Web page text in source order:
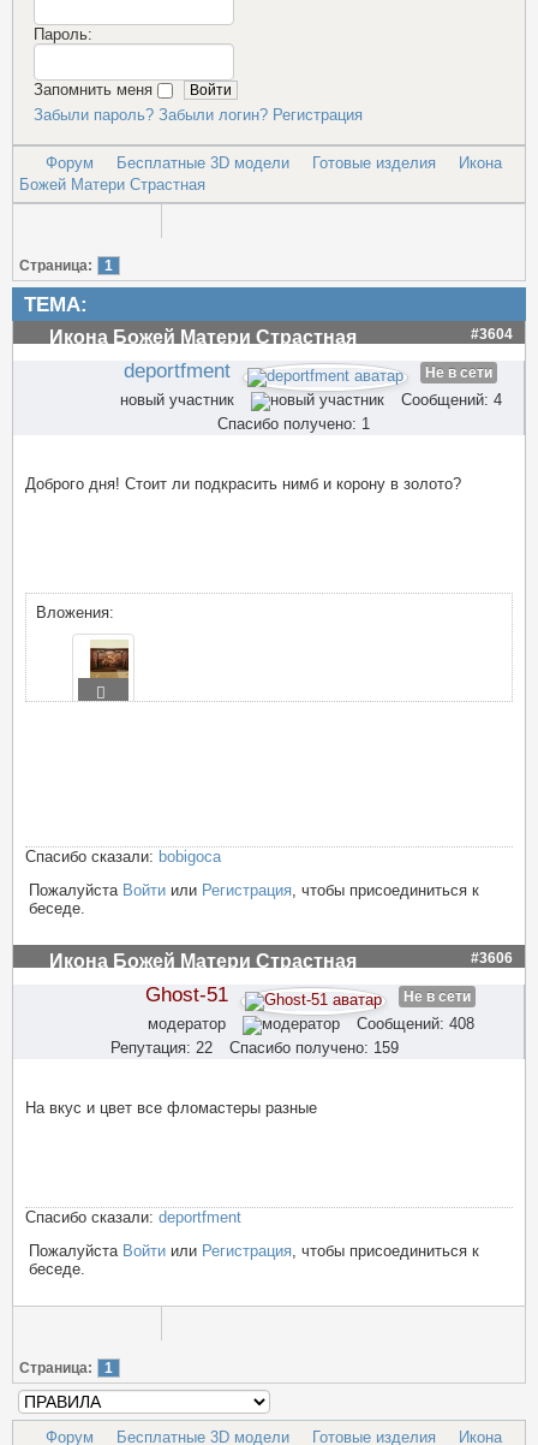
Пароль:
Запомнить меня
Забыли пароль? Забыли логин? Регистрация
Форум Бесплатные 3D модели Готовые изделия
Икона
Божей Матери Страстная
Страница: 1
ТЕМА:
Икона Божей Матери Страстная #3604
deportfment Не в сети
новый участник
Сообщений: 4
Спасибо получено: 1
Доброго дня! Стоит ли подкрасить нимб и корону в золото?
Вложения:
Спасибо сказали: bobigoca
Пожалуйста Войти или Регистрация , чтобы присоединиться к
беседе.
Икона Божей Матери Страстная #3606
Ghost-51 Не в сети
модератор
Сообщений: 408
Репутация: 22
Спасибо получено: 159
На вкус и цвет все фломастеры разные
Спасибо сказали: deportfment
Пожалуйста Войти или Регистрация , чтобы присоединиться к
беседе.
Страница: 1
Форум Бесплатные 3D модели Готовые изделия
Икона